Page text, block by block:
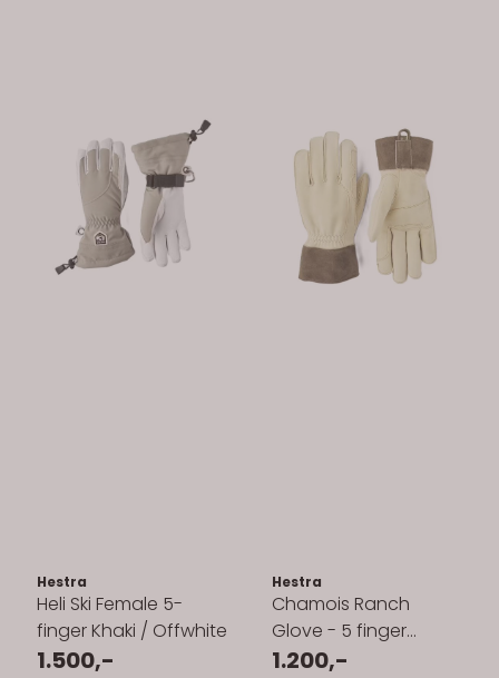
Hestra
Heli Ski Female 5-
finger Khaki / Offwhite
1.500,-
Hestra
Chamois Ranch
Glove - 5 finger
Natural Yellow
1.200,-